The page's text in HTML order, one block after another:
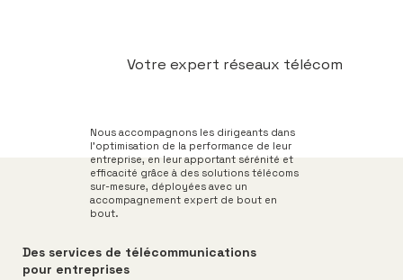
Votre expert réseaux télécom
Nous accompagnons les dirigeants dans
l’optimisation de la performance de leur
entreprise, en leur apportant sérénité et
efficacité grâce à des solutions télécoms
sur-mesure, déployées avec un
accompagnement expert de bout en
bout.
Des services de télécommunications
pour entreprises